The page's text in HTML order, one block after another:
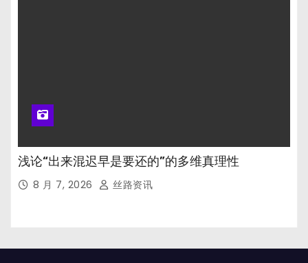
浅论“出来混迟早是要还的”的多维真理性
8 月 7, 2026 丝路资讯